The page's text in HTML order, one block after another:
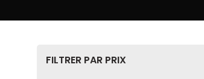
FILTRER PAR PRIX